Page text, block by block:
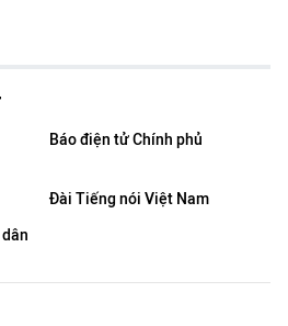
Báo điện tử Chính phủ
Đài Tiếng nói Việt Nam